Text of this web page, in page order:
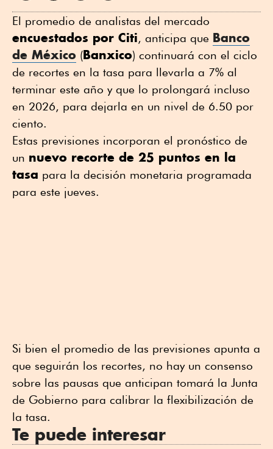
El promedio de analistas del mercado
encuestados por Citi, anticipa que Banco
de México (Banxico) continuará con el ciclo
de recortes en la tasa para llevarla a 7% al
terminar este año y que lo prolongará incluso
en 2026, para dejarla en un nivel de 6.50 por
ciento.
Estas previsiones incorporan el pronóstico de
un nuevo recorte de 25 puntos en la
tasa para la decisión monetaria programada
para este jueves.
Si bien el promedio de las previsiones apunta a
que seguirán los recortes, no hay un consenso
sobre las pausas que anticipan tomará la Junta
de Gobierno para calibrar la flexibilización de
la tasa.
Te puede interesar